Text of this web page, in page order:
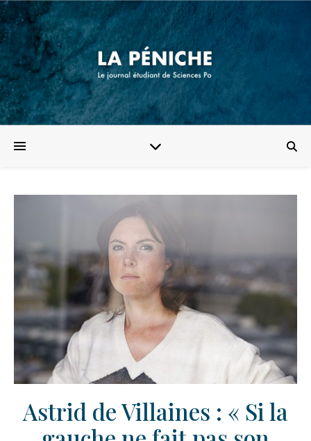
Astrid de Villaines : « Si la